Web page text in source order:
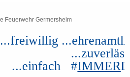
...freiwillig
...einfach #IMMER